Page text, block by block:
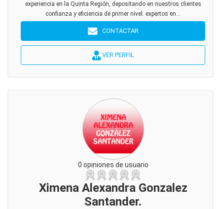
experiencia en la Quinta Región, depositando en nuestros clientes
confianza y eficiencia de primer nivel. expertos en...
CONTACTAR
VER PERFIL
0 opiniones de usuario
Ximena Alexandra Gonzalez
Santander.